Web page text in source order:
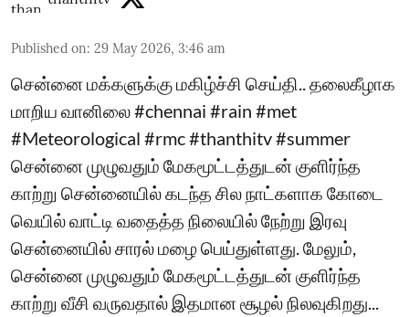
Published on: 29 May 2026, 3:46 am
சென்னை மக்களுக்கு மகிழ்ச்சி செய்தி.. தலைகீழாக
மாறிய வானிலை #chennai #rain #met
#Meteorological #rmc #thanthitv #summer
சென்னை முழுவதும் மேகமூட்டத்துடன் குளிர்ந்த
காற்று சென்னையில் கடந்த சில நாட்களாக கோடை
வெயில் வாட்டி வதைத்த நிலையில் நேற்று இரவு
சென்னையில் சாரல் மழை பெய்துள்ளது. மேலும்,
சென்னை முழுவதும் மேகமூட்டத்துடன் குளிர்ந்த
காற்று வீசி வருவதால் இதமான சூழல் நிலவுகிறது...